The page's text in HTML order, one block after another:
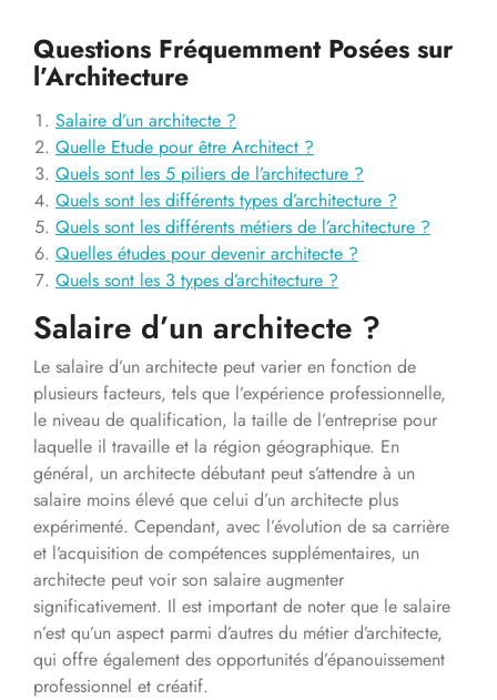
Questions Fréquemment Posées sur
l’Architecture
Salaire d’un architecte ?
Quelle Etude pour être Architect ?
Quels sont les 5 piliers de l’architecture ?
Quels sont les différents types d’architecture ?
Quels sont les différents métiers de l’architecture ?
Quelles études pour devenir architecte ?
Quels sont les 3 types d’architecture ?
Salaire d’un architecte ?
Le salaire d’un architecte peut varier en fonction de
plusieurs facteurs, tels que l’expérience professionnelle,
le niveau de qualification, la taille de l’entreprise pour
laquelle il travaille et la région géographique. En
général, un architecte débutant peut s’attendre à un
salaire moins élevé que celui d’un architecte plus
expérimenté. Cependant, avec l’évolution de sa carrière
et l’acquisition de compétences supplémentaires, un
architecte peut voir son salaire augmenter
significativement. Il est important de noter que le salaire
n’est qu’un aspect parmi d’autres du métier d’architecte,
qui offre également des opportunités d’épanouissement
professionnel et créatif.